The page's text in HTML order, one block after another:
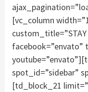
[vc_column
custom_title=”STAY
facebook=”envato”
spot_id=”sidebar”
[td_block_21